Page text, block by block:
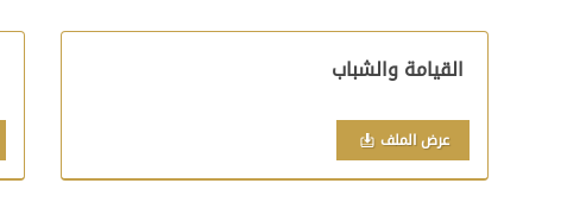
القيامة والشباب
عرض الملف